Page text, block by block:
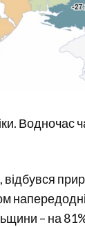
Водночас
відбувся
– на